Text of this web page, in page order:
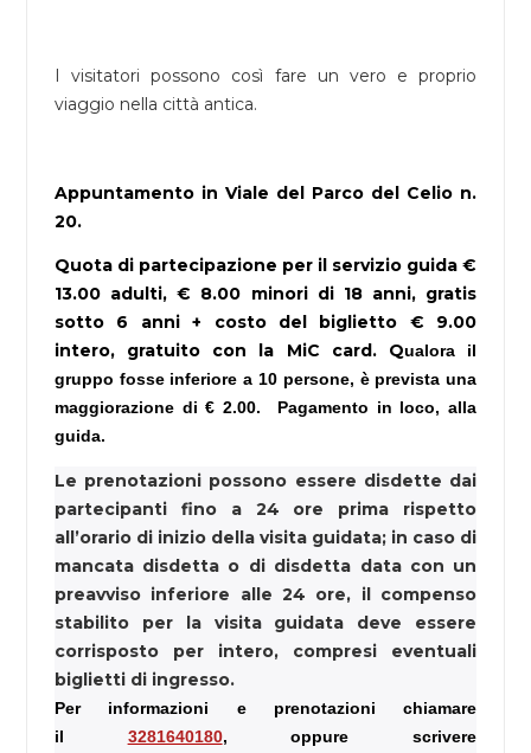
I visitatori possono così fare un vero e proprio
viaggio nella città antica.
Appuntamento in Viale del Parco del Celio n.
20.
Quota di partecipazione per il servizio guida €
13.00 adulti, € 8.00 minori di 18 anni, gratis
sotto 6 anni + costo del biglietto € 9.00
intero, gratuito con la MiC card. Qualora il
gruppo fosse inferiore a 10 persone, è prevista una
maggiorazione di € 2.00. Pagamento in loco, alla
guida.
Le prenotazioni possono essere disdette dai
partecipanti fino a 24 ore prima rispetto
all’orario di inizio della visita guidata; in caso di
mancata disdetta o di disdetta data con un
preavviso inferiore alle 24 ore, il compenso
stabilito per la visita guidata deve essere
corrisposto per intero, compresi eventuali
biglietti di ingresso.
Per informazioni e prenotazioni chiamare
il 3281640180, oppure scrivere